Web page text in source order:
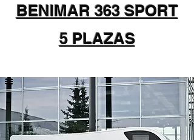
BENIMAR 363 SPORT
5 PLAZAS